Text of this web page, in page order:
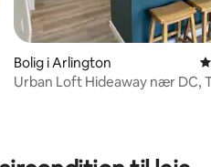
i gennemsnitlig bedømmelse,
Bolig i Arlington
Urban Loft Hideaway nær DC,